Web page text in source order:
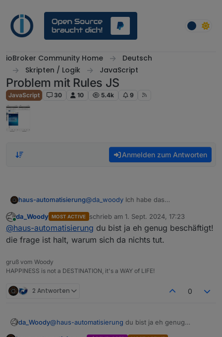
ioBroker Community Home
Deutsch
Skripten / Logik
JavaScript
Problem mit Rules JS
JavaScript 30 10 5.4k 9
Anmelden zum Antworten
haus-automatisierung@da_woody Ich habe das
genutzt oder getestet. Und auch nichts
mitentwickelt. Das war alles Denis
soweit ich weiß. Daher müsste ich mich
Online
da_Woody MOST ACTIVE schrieb am 1. Sept. 2024, 17:23
zuletzt editiert von
@haus-automatisierung du bist ja eh genug beschäftigt!
die frage ist halt, warum sich da nichts tut.
gruß vom Woody
HAPPINESS is not a DESTINATION, it's a WAY of LIFE!
2 Antworten 0
da_Woody@haus-automatisierung du bist ja eh genug